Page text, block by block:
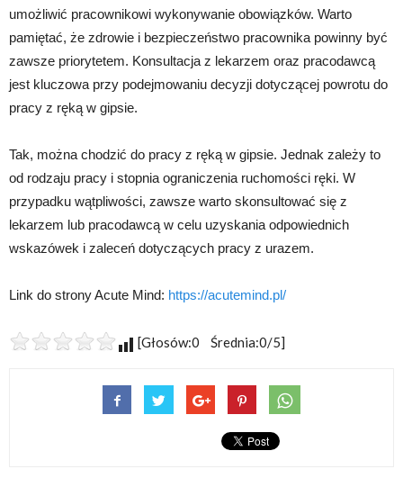
umożliwić pracownikowi wykonywanie obowiązków. Warto
pamiętać, że zdrowie i bezpieczeństwo pracownika powinny być
zawsze priorytetem. Konsultacja z lekarzem oraz pracodawcą
jest kluczowa przy podejmowaniu decyzji dotyczącej powrotu do
pracy z ręką w gipsie.
Tak, można chodzić do pracy z ręką w gipsie. Jednak zależy to
od rodzaju pracy i stopnia ograniczenia ruchomości ręki. W
przypadku wątpliwości, zawsze warto skonsultować się z
lekarzem lub pracodawcą w celu uzyskania odpowiednich
wskazówek i zaleceń dotyczących pracy z urazem.
Link do strony Acute Mind: https://acutemind.pl/
[Głosów:0 Średnia:0/5]